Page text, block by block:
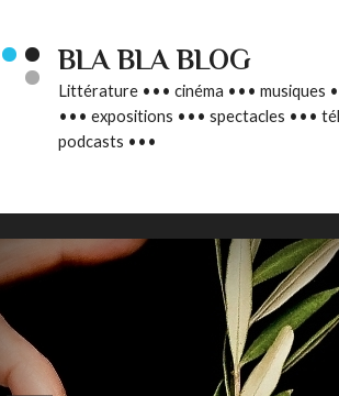
BLA BLA BLOG
Littérature ••• cinéma ••• musiques
••• expositions ••• spectacles •••
podcasts •••